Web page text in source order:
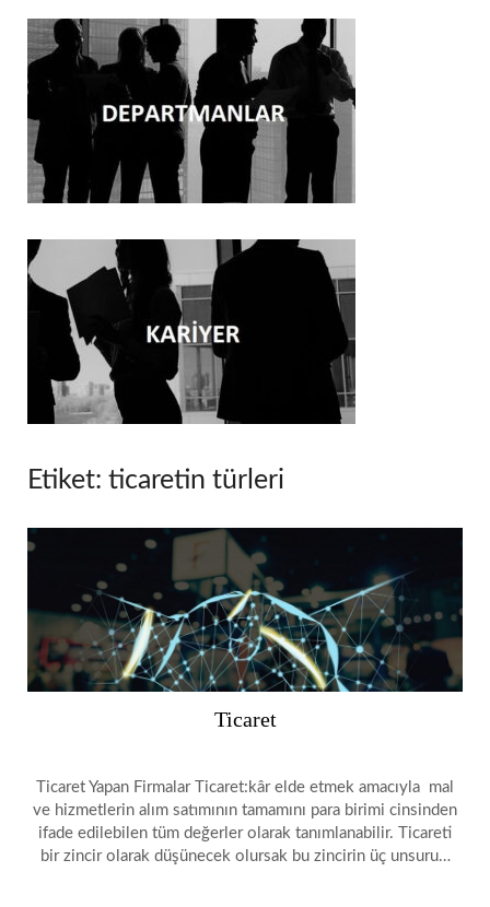
Etiket: ticaretin türleri
Ticaret
Ticaret Yapan Firmalar Ticaret:kâr elde etmek amacıyla mal
ve hizmetlerin alım satımının tamamını para birimi cinsinden
ifade edilebilen tüm değerler olarak tanımlanabilir. Ticareti
bir zincir olarak düşünecek olursak bu zincirin üç unsuru…